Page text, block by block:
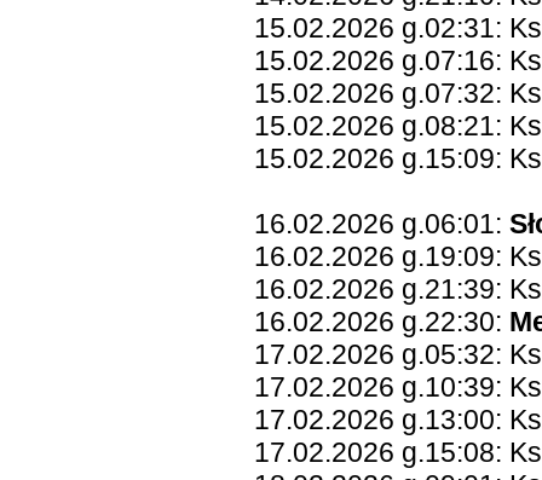
15.02.2026 g.02:31:
15.02.2026 g.07:16:
15.02.2026 g.07:32:
15.02.2026 g.08:21:
15.02.2026 g.15:09:
16.02.2026 g.06:01:
16.02.2026 g.19:09:
16.02.2026 g.21:39:
16.02.2026 g.22:30:
17.02.2026 g.05:32:
17.02.2026 g.10:39:
17.02.2026 g.13:00:
17.02.2026 g.15:08: